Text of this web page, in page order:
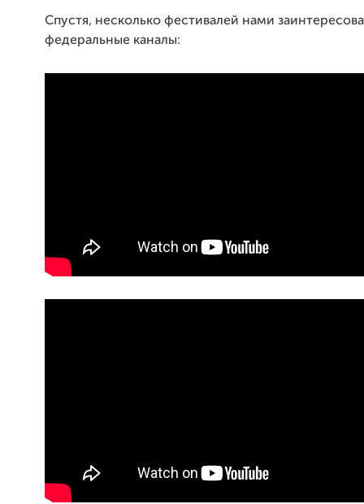
Спустя, несколько фестивалей нами
федеральные каналы: